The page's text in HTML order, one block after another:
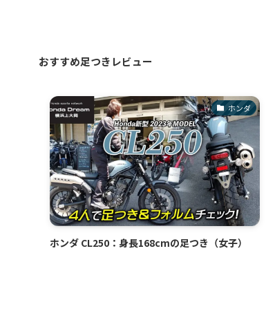
おすすめ足つきレビュー
ホンダ
ホンダ CL250：身長168cmの足つき（女子）